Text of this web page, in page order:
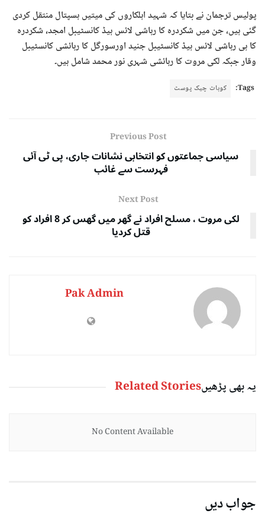
پولیس ترجمان نے بتایا کہ شہید اہلکاروں کی میتیں ہسپتال منتقل کردی
گئی ہیں، جن میں شکردرہ کا رہاشی لائس ہیڈ کانسٹیبل امجد، شکردرہ
کا ہی رہاشی لائس ہیڈ کانسٹیبل جنید اورسورگل کا رہائشی کانسٹیبل
وقار جبکہ لکی مروت کا رہائشی شہری نور محمد شامل ہیں۔
Tags: کوہاٹ چیک پوسٹ
Previous Post
سیاسی جماعتوں کو انتخابی نشانات جاری، پی ٹی آئی
فہرست سے غائب
Next Post
لکی مروت ، مسلح افراد نے گھر میں گھس کر 8 افراد کو
قتل کردیا
Pak Admin
یہ بھی پڑھیںRelated Stories
No Content Available
جواب دیں